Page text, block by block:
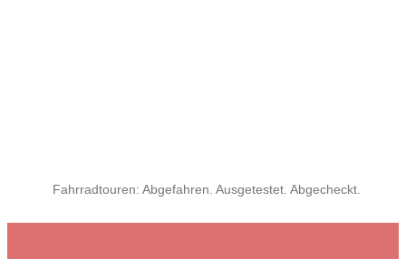
Fahrradtouren: Abgefahren. Ausgetestet. Abgecheckt.